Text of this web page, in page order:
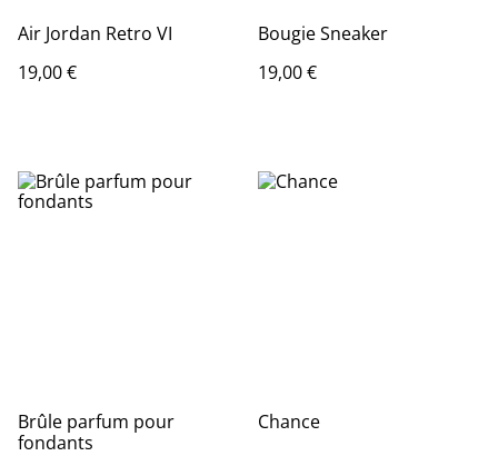
Air Jordan Retro VI
19,00 €
Bougie Sneaker
19,00 €
Brûle parfum pour
fondants
Chance